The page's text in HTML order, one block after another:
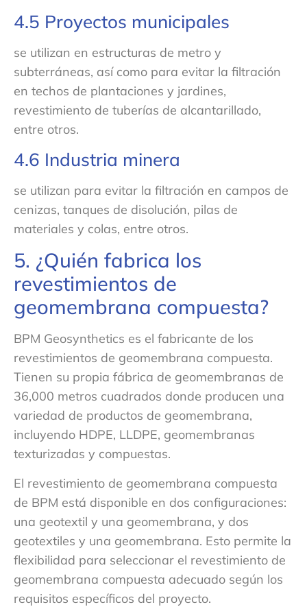
4.5 Proyectos municipales
se utilizan en estructuras de metro y
subterráneas, así como para evitar la filtración
en techos de plantaciones y jardines,
revestimiento de tuberías de alcantarillado,
entre otros.
4.6 Industria minera
se utilizan para evitar la filtración en campos de
cenizas, tanques de disolución, pilas de
materiales y colas, entre otros.
5. ¿Quién fabrica los
revestimientos de
geomembrana compuesta?
BPM Geosynthetics es el fabricante de los
revestimientos de geomembrana compuesta.
Tienen su propia fábrica de geomembranas de
36,000 metros cuadrados donde producen una
variedad de productos de geomembrana,
incluyendo HDPE, LLDPE, geomembranas
texturizadas y compuestas.
El revestimiento de geomembrana compuesta
de BPM está disponible en dos configuraciones:
una geotextil y una geomembrana, y dos
geotextiles y una geomembrana. Esto permite la
flexibilidad para seleccionar el revestimiento de
geomembrana compuesta adecuado según los
requisitos específicos del proyecto.